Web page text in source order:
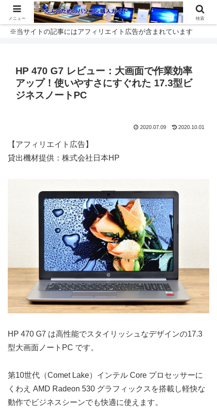
※当サイトの記事にはアフィリエイト広告が含まれています
HP 470 G7 レビュー：大画面で作業効率
アップ！使いやすさにすぐれた 17.3型ビ
ジネスノートPC
2020.07.09 2020.10.01
【アフィリエイト広告】
貸出機材提供：株式会社日本HP
HP 470 G7 は高性能でスタイリッシュなデザインの17.3
型大画面ノートPC です。
第10世代（Comet Lake）インテル Core プロセッサーに
くわえ AMD Radeon 530 グラフィックスを搭載し軽快な
動作でビジネスシーンでも快適に使えます。
メニュー 検索